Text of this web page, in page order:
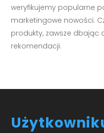
weryfikujemy popularne
marketingowe nowości.
produkty, zawsze dbając
rekomendacji.